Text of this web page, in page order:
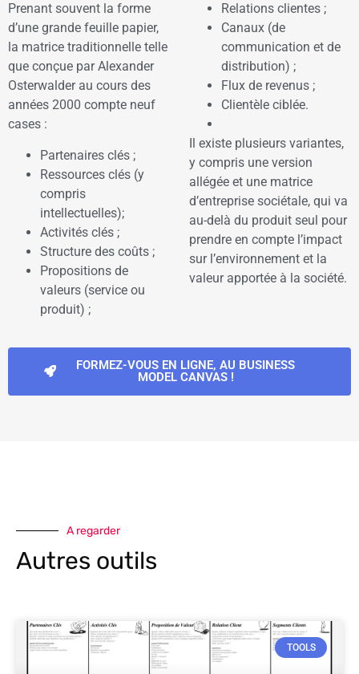
Prenant souvent la forme
d’une grande feuille papier,
la matrice traditionnelle telle
que conçue par Alexander
Osterwalder au cours des
années 2000 compte neuf
cases :
Partenaires clés ;
Ressources clés (y
compris
intellectuelles);
Activités clés ;
Structure des coûts ;
Propositions de
valeurs (service ou
produit) ;
Relations clientes ;
Canaux (de
communication et de
distribution) ;
Flux de revenus ;
Clientèle ciblée.
Il existe plusieurs variantes,
y compris une version
allégée et une matrice
d’entreprise sociétale, qui va
au-delà du produit seul pour
prendre en compte l’impact
sur l’environnement et la
valeur apportée à la société.
FORMEZ-VOUS EN LIGNE, AU BUSINESS
MODEL CANVAS !
A regarder
Autres outils
TOOLS